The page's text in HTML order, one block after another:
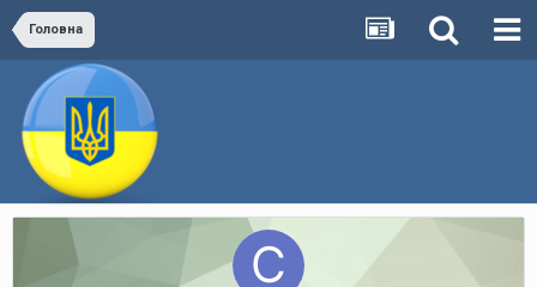
Головна